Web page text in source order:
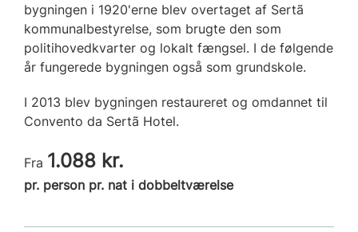
bygningen i 1920'erne blev overtaget af Sertã
kommunalbestyrelse, som brugte den som
politihovedkvarter og lokalt fængsel. I de følgende
år fungerede bygningen også som grundskole.
I 2013 blev bygningen restaureret og omdannet til
Convento da Sertã Hotel.
Fra 1.088 kr.
pr. person pr. nat i dobbeltværelse